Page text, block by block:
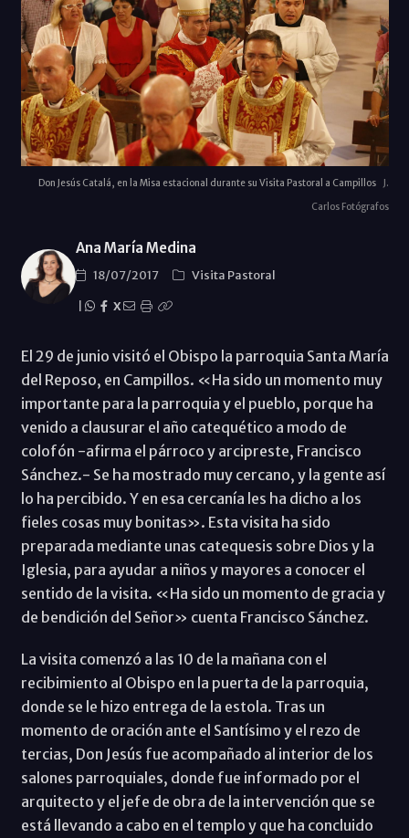
Don Jesús Catalá, en la Misa estacional durante su Visita Pastoral a Campillos
J.
Carlos Fotógrafos
Ana María Medina
18/07/2017
Visita Pastoral
X
El 29 de junio visitó el Obispo la parroquia Santa María
del Reposo, en Campillos. «Ha sido un momento muy
importante para la parroquia y el pueblo, porque ha
venido a clausurar el año catequético a modo de
colofón -afirma el párroco y arcipreste, Francisco
Sánchez.- Se ha mostrado muy cercano, y la gente así
lo ha percibido. Y en esa cercanía les ha dicho a los
fieles cosas muy bonitas». Esta visita ha sido
preparada mediante unas catequesis sobre Dios y la
Iglesia, para ayudar a niños y mayores a conocer el
sentido de la visita. «Ha sido un momento de gracia y
de bendición del Señor» cuenta Francisco Sánchez.
La visita comenzó a las 10 de la mañana con el
recibimiento al Obispo en la puerta de la parroquia,
donde se le hizo entrega de la estola. Tras un
momento de oración ante el Santísimo y el rezo de
tercias, Don Jesús fue acompañado al interior de los
salones parroquiales, donde fue informado por el
arquitecto y el jefe de obra de la intervención que se
está llevando a cabo en el templo y que ha concluido